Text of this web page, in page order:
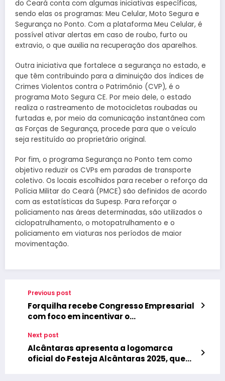
do Ceará conta com algumas iniciativas específicas,
sendo elas os programas: Meu Celular, Moto Segura e
Segurança no Ponto. Com a plataforma Meu Celular, é
possível ativar alertas em caso de roubo, furto ou
extravio, o que auxilia na recuperação dos aparelhos.
Outra iniciativa que fortalece a segurança no estado, e
que têm contribuindo para a diminuição dos índices de
Crimes Violentos contra o Patrimônio (CVP), é o
programa Moto Segura CE. Por meio dele, o estado
realiza o rastreamento de motocicletas roubadas ou
furtadas e, por meio da comunicação instantânea com
as Forças de Segurança, procede para que o veículo
seja restituído ao proprietário original.
Por fim, o programa Segurança no Ponto tem como
objetivo reduzir os CVPs em paradas de transporte
coletivo. Os locais escolhidos para receber o reforço da
Polícia Militar do Ceará (PMCE) são definidos de acordo
com as estatísticas da Supesp. Para reforçar o
policiamento nas áreas determinadas, são utilizados o
ciclopatrulhamento, o motopatrulhamento e o
policiamento em viaturas nos períodos de maior
movimentação.
Previous post
Forquilha recebe Congresso Empresarial
com foco em incentivar o
Next post
Alcântaras apresenta a logomarca
oficial do Festeja Alcântaras 2025, que